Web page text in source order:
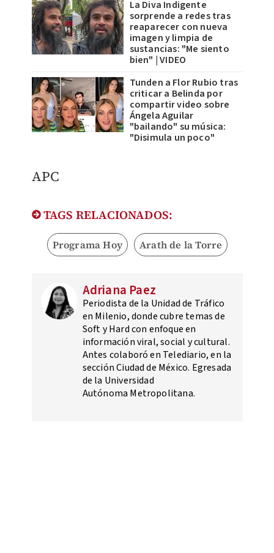
La Diva Indigente
sorprende a redes tras
reaparecer con nueva
imagen y limpia de
sustancias: "Me siento
bien" | VIDEO
Tunden a Flor Rubio tras
criticar a Belinda por
compartir video sobre
Ángela Aguilar
"bailando" su música:
"Disimula un poco"
APC
TAGS RELACIONADOS:
Programa Hoy Arath de la Torre
Adriana Paez
Periodista de la Unidad de Tráfico
en Milenio, donde cubre temas de
Soft y Hard con enfoque en
información viral, social y cultural.
Antes colaboró en Telediario, en la
sección Ciudad de México. Egresada
de la Universidad
Autónoma Metropolitana.